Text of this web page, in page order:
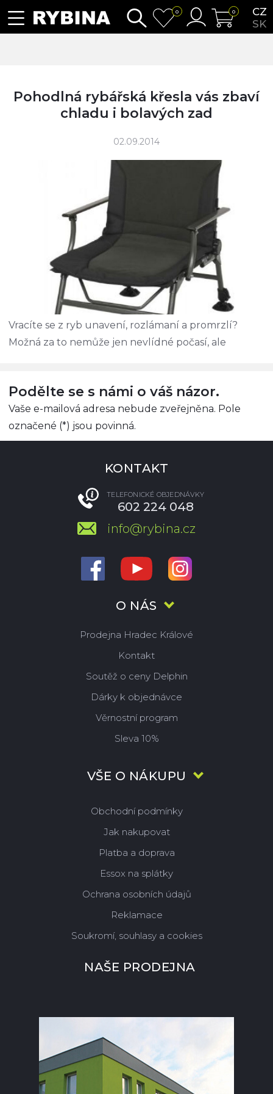
CZ
SK
0 0
Pohodlná rybářská křesla vás zbaví
chladu i bolavých zad
02.09.2014
Vracíte se z ryb unavení, rozlámaní a promrzlí?
Možná za to nemůže jen nevlídné počasí, ale
Podělte se s námi o váš názor.
Vaše e-mailová adresa nebude zveřejněna. Pole
označené (*) jsou povinná.
O NÁS
Prodejna Hradec Králové
Kontakt
Soutěž o ceny Delphin
Dárky k objednávce
Věrnostní program
Sleva 10%
VŠE O NÁKUPU
Obchodní podmínky
Jak nakupovat
Platba a doprava
Essox na splátky
Ochrana osobních údajů
Reklamace
Soukromí, souhlasy a cookies
KONTAKT
TELEFONICKÉ OBJEDNÁVKY
602 224 048
info@rybina.cz
NAŠE PRODEJNA